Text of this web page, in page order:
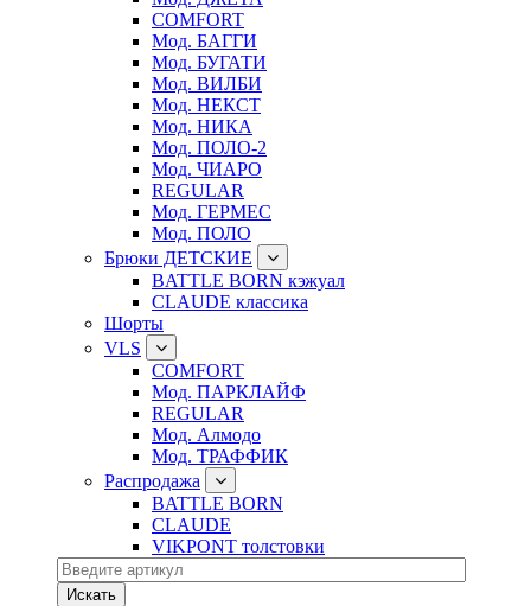
COMFORT
Мод. БАГГИ
Мод. БУГАТИ
Мод. ВИЛБИ
Мод. НЕКСТ
Мод. НИКА
Мод. ПОЛО-2
Мод. ЧИАРО
REGULAR
Мод. ГЕРМЕС
Мод. ПОЛО
Брюки ДЕТСКИЕ
BATTLE BORN кэжуал
CLAUDE классика
Шорты
VLS
COMFORT
Мод. ПАРКЛАЙФ
REGULAR
Мод. Алмодо
Мод. ТРАФФИК
Распродажа
BATTLE BORN
CLAUDE
VIKPONT толстовки